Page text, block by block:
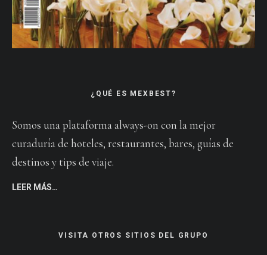
¿QUÉ ES MEXBEST?
Somos una plataforma always-on con la mejor
curaduría de hoteles, restaurantes, bares, guías de
destinos y tips de viaje.
LEER MÁS…
VISITA OTROS SITIOS DEL GRUPO